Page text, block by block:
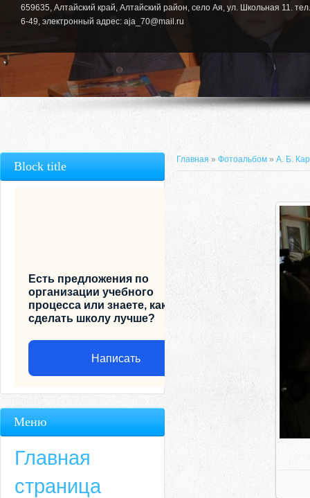
659635, Алтайский край, Алтайский район, село Ая, ул. Школьная 11.
6-49, электронный адрес: aja_70@mail.ru
Главная » Фотоальбом » А. Б.
Block title
Есть предложения по
организации учебного
процесса или знаете, как
сделать школу лучше?
Написать
Меню
Главная
страница